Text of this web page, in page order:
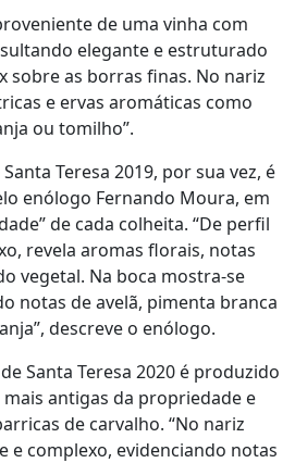
de uma vinha com
elegante e estruturado
sobre as borras finas. No nariz
e ervas aromáticas como
ou tomilho”.
Teresa 2019, por sua vez, é
enólogo Fernando Moura, em
de cada colheita. “De perfil
revela aromas florais, notas
vegetal. Na boca mostra-se
notas de avelã, pi­menta branca
descreve o enólogo.
Santa Teresa 2020 é produzido
antigas da propriedade e
de carvalho. “No nariz
e complexo, evidenciando notas